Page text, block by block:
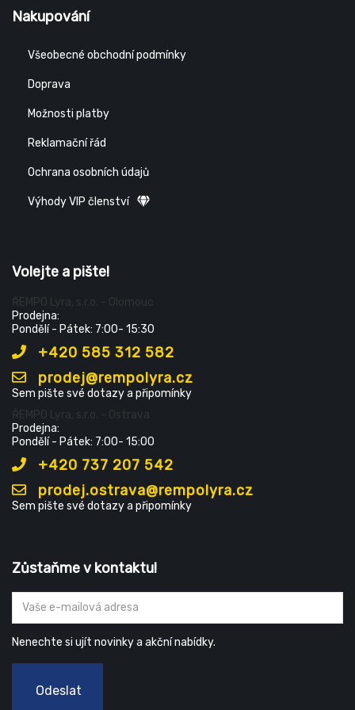
Nakupování
Všeobecné obchodní podmínky
Doprava
Možnosti platby
Reklamační řád
Ochrana osobních údajů
Výhody VIP členství
Volejte a pište!
ŘEMPO Lyra, s.r.o. - Olomouc
Prodejna:
Pondělí - Pátek: 7:00- 15:30
+420 585 312 582
prodej@rempolyra.cz
Sem pište své dotazy a připomínky
ŘEMPO Lyra, s.r.o. - Ostrava
Prodejna:
Pondělí - Pátek: 7:00- 15:00
+420 737 207 542
prodej.ostrava@rempolyra.cz
Sem pište své dotazy a připomínky
Zůstaňme v kontaktu!
Nenechte si ujít novinky a akční nabídky.
Odeslat